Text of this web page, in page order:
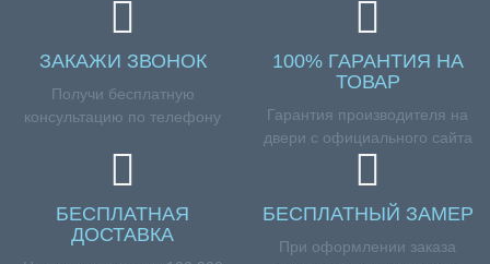
ЗАКАЖИ ЗВОНОК
Получи бесплатную
консультацию по телефону
100% ГАРАНТИЯ НА
ТОВАР
Гарантия производителя на
двери с официального сайта
БЕСПЛАТНАЯ
ДОСТАВКА
БЕСПЛАТНЫЙ ЗАМЕР
При оформлении заказа